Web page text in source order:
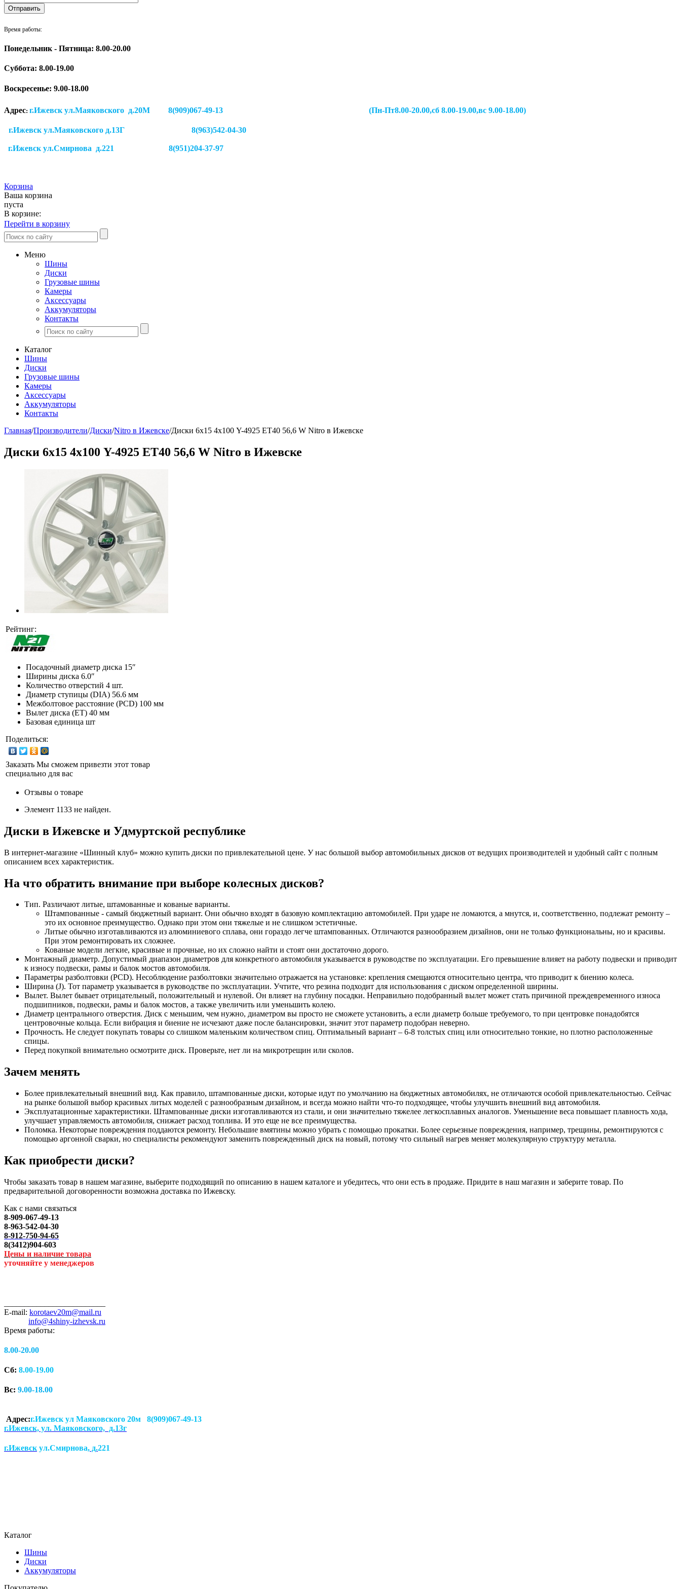
Время работы:
Понедельник - Пятница: 8.00-20.00
Суббота: 8.00-19.00
Воскресенье: 9.00-18.00
Адрес: г.Ижевск ул.Маяковского д.20М 8(909)067-49-13 (Пн-Пт8.00-20.00,сб 8.00-19.00,вс 9.00-18.00)
г.Ижевск ул.Маяковского д.13Г 8(963)542-04-30
г.Ижевск ул.Смирнова д.221 8(951)204-37-97
Корзина
Ваша корзина
пуста
В корзине:
Перейти в корзину
Меню
Шины
Диски
Грузовые шины
Камеры
Аксессуары
Аккумуляторы
Контакты
Каталог
Шины
Диски
Грузовые шины
Камеры
Аксессуары
Аккумуляторы
Контакты
Главная/Производители/Диски/Nitro в Ижевске/Диски 6х15 4х100 Y-4925 ЕТ40 56,6 W Nitro в Ижевске
Диски 6х15 4х100 Y-4925 ЕТ40 56,6 W Nitro в Ижевске
Рейтинг:
Посадочный диаметр диска 15″
Ширины диска 6.0″
Количество отверстий 4 шт.
Диаметр ступицы (DIA) 56.6 мм
Межболтовое расстояние (PCD) 100 мм
Вылет диска (ET) 40 мм
Базовая единица шт
Поделиться:
Заказать Мы сможем привезти этот товар
специально для вас
Отзывы о товаре
Элемент 1133 не найден.
Диски в Ижевске и Удмуртской республике
В интернет-магазине «Шинный клуб» можно купить диски по привлекательной цене. У нас большой выбор автомобильных дисков от ведущих производителей и удобный сайт с полным
описанием всех характеристик.
На что обратить внимание при выборе колесных дисков?
Тип. Различают литые, штамованные и кованые варианты.
Штампованные - самый бюджетный вариант. Они обычно входят в базовую комплектацию автомобилей. При ударе не ломаются, а мнутся, и, соответственно, подлежат ремонту –
это их основное преимущество. Однако при этом они тяжелые и не слишком эстетичные.
Литые обычно изготавливаются из алюминиевого сплава, они гораздо легче штампованных. Отличаются разнообразием дизайнов, они не только функциональны, но и красивы.
При этом ремонтировать их сложнее.
Кованые модели легкие, красивые и прочные, но их сложно найти и стоят они достаточно дорого.
Монтажный диаметр. Допустимый диапазон диаметров для конкретного автомобиля указывается в руководстве по эксплуатации. Его превышение влияет на работу подвески и приводит
к износу подвески, рамы и балок мостов автомобиля.
Параметры разболтовки (PCD). Несоблюдение разболтовки значительно отражается на установке: крепления смещаются относительно центра, что приводит к биению колеса.
Ширина (J). Тот параметр указывается в руководстве по эксплуатации. Учтите, что резина подходит для использования с диском определенной ширины.
Вылет. Вылет бывает отрицательный, положительный и нулевой. Он влияет на глубину посадки. Неправильно подобранный вылет может стать причиной преждевременного износа
подшипников, подвески, рамы и балок мостов, а также увеличить или уменьшить колею.
Диаметр центрального отверстия. Диск с меньшим, чем нужно, диаметром вы просто не сможете установить, а если диаметр больше требуемого, то при центровке понадобятся
центровочные кольца. Если вибрация и биение не исчезают даже после балансировки, значит этот параметр подобран неверно.
Прочность. Не следует покупать товары со слишком маленьким количеством спиц. Оптимальный вариант – 6-8 толстых спиц или относительно тонкие, но плотно расположенные
спицы.
Перед покупкой внимательно осмотрите диск. Проверьте, нет ли на микротрещин или сколов.
Зачем менять
Более привлекательный внешний вид. Как правило, штампованные диски, которые идут по умолчанию на бюджетных автомобилях, не отличаются особой привлекательностью. Сейчас
на рынке большой выбор красивых литых моделей с разнообразным дизайном, и всегда можно найти что-то подходящее, чтобы улучшить внешний вид автомобиля.
Эксплуатационные характеристики. Штампованные диски изготавливаются из стали, и они значительно тяжелее легкосплавных аналогов. Уменьшение веса повышает плавность хода,
улучшает управляемость автомобиля, снижает расход топлива. И это еще не все преимущества.
Поломка. Некоторые повреждения поддаются ремонту. Небольшие вмятины можно убрать с помощью прокатки. Более серьезные повреждения, например, трещины, ремонтируются с
помощью аргонной сварки, но специалисты рекомендуют заменить поврежденный диск на новый, потому что сильный нагрев меняет молекулярную структуру металла.
Как приобрести диски?
Чтобы заказать товар в нашем магазине, выберите подходящий по описанию в нашем каталоге и убедитесь, что они есть в продаже. Придите в наш магазин и заберите товар. По
предварительной договоренности возможна доставка по Ижевску.
Как с нами связаться
8-909-067-49-13
8-963-542-04-30
8-912-750-94-65
8(3412)904-603
Цены и наличие товара
уточняйте у менеджеров
E-mail: korotaev20m@mail.ru
info@4shiny-izhevsk.ru
Время работы:
8.00-20.00
Сб: 8.00-19.00
Вс: 9.00-18.00
Адрес:г.Ижевск ул Маяковского 20м 8(909)067-49-13
г.Ижевск, ул. Маяковского, д.13г
г.Ижевск ул.Смирнова, д.221
Каталог
Шины
Диски
Аккумуляторы